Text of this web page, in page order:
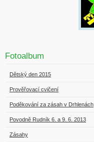
Fotoalbum
Dětský den 2015
Prověřovací cvičení
Poděkování za zásah v Drhlenách
Povodně Rudník 6. a 9. 6. 2013
Zásahy